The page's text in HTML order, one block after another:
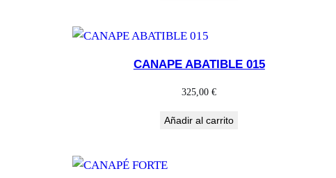
CANAPE ABATIBLE 015
325,00€
Añadir al carrito